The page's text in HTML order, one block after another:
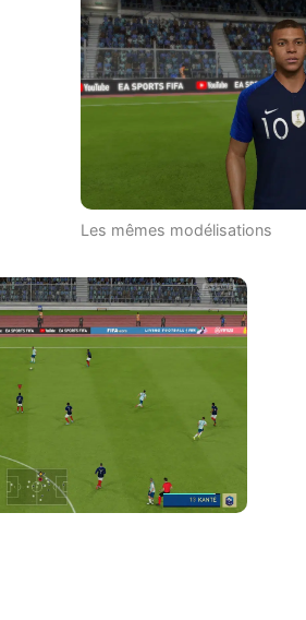
Les mêmes modélisations